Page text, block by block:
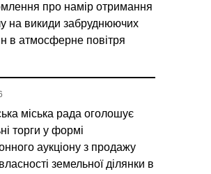
про намір отримання
на викиди забруднюючих
в атмосферне повітря
міська рада оголошує
торги у формі
аукціону з продажу
земельної ділянки в